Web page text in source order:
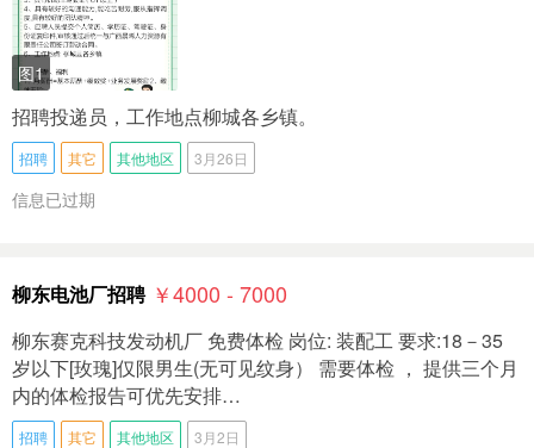
图1
招聘投递员，工作地点柳城各乡镇。
招聘 其它 其他地区 3月26日
信息已过期
柳东电池厂招聘 ￥4000 - 7000
柳东赛克科技发动机厂 免费体检 岗位: 装配工 要求:18－35
岁以下[玫瑰]仅限男生(无可见纹身） 需要体检 ， 提供三个月
内的体检报告可优先安排…
招聘 其它 其他地区 3月2日